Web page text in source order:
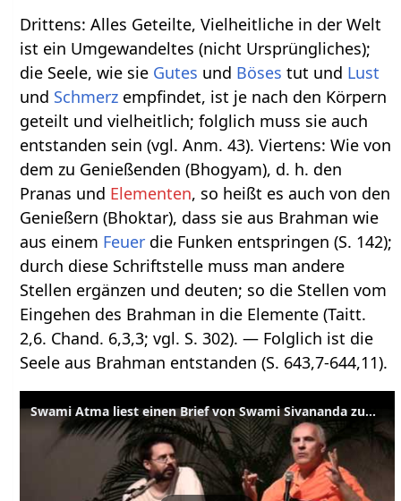
Drittens: Alles Geteilte, Vielheitliche in der Welt
ist ein Umgewandeltes (nicht Ursprüngliches);
die Seele, wie sie Gutes und Böses tut und Lust
und Schmerz empfindet, ist je nach den Körpern
geteilt und vielheitlich; folglich muss sie auch
entstanden sein (vgl. Anm. 43). Viertens: Wie von
dem zu Genießenden (Bhogyam), d. h. den
Pranas und Elementen, so heißt es auch von den
Genießern (Bhoktar), dass sie aus Brahman wie
aus einem Feuer die Funken entspringen (S. 142);
durch diese Schriftstelle muss man andere
Stellen ergänzen und deuten; so die Stellen vom
Eingehen des Brahman in die Elemente (Taitt.
2,6. Chand. 6,3,3; vgl. S. 302). — Folglich ist die
Seele aus Brahman entstanden (S. 643,7-644,11).
Swami Atma liest einen Brief von Swami Sivananda zum Thema Vedanta